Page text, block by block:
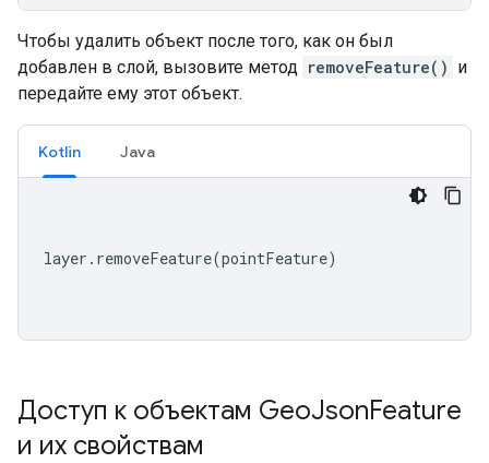
Чтобы удалить объект после того, как он был
добавлен в слой, вызовите метод removeFeature() и
передайте ему этот объект.
Kotlin Java
layer . removeFeature(pointFeature)
Доступ к объектам GeoJsonFeature
и их свойствам